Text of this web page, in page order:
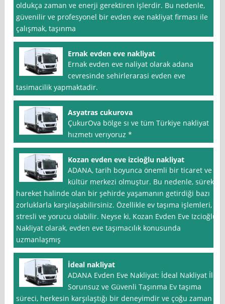
oldukça zaman ve enerji gerektiren işlerdir. Bu nedenle,
güvenilir ve profesyonel bir evden eve nakliyat firması ile
çalışmak, taşınma
Ernak evden eve nakliyat
Ernak evden eve naliyat olarak adana
cevresinde sehirlerarasi evden eve
tasimacilik yapmaktadir.
Asyatras cukurova
ÇukurOva bölge sı ve tüm Türkiye nakliyat
hızmetı verıyoruz *
Kozan evden eve izcioğlu nakliyat
ADANA, tarih boyunca önemli bir ticaret ve
kültür merkezi olmuştur. Bu nedenle, sürekli
hareket halinde olan bir şehirde yaşamanın getirdiği bazı
zorluklarla karşılaşabilirsiniz. Özellikle ev taşıma işlemleri,
stresli ve yorucu olabilir. Neyse ki, Kozan Evden Eve Izcioğlu
Nakliyat olarak, evden eve taşımacılık konusunda
uzmanlaşmış
İdeal nakliyat
ADANA Evden Eve Nakliyat: İdeal Nakliyat İle
Sorunsuz ve Güvenli Taşınma Ev taşıma
süreci, herkesin karşılaştığı bir deneyimdir ve çoğu zaman